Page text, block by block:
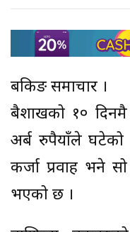
बैंकिङ समाचार ।
बैशाखको १०
अर्ब रुपैयाँले
कर्जा प्रवाह भने
भएको छ ।